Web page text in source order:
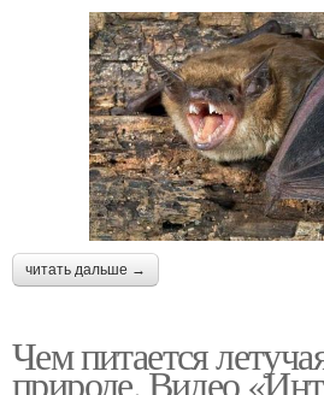
читать дальше →
Чем питается
природе. Видео